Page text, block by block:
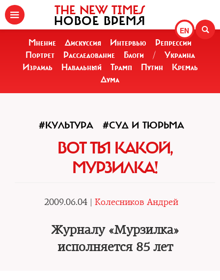
EN
THE NEW TIMES
НОВОЕ ВРЕМЯ
Мнение Дискуссия Интервью
Репрессии
Портрет
Расследование Блоги /
Украина
Израиль
Навальный Трамп Путин
Кремль
Дума
#КУЛЬТУРА #СУД И ТЮРЬМА
ВОТ ТЫ КАКОЙ,
МУРЗИЛКА!
2009.06.04 | Колесников Андрей
Журналу «Мурзилка»
исполняется 85 лет